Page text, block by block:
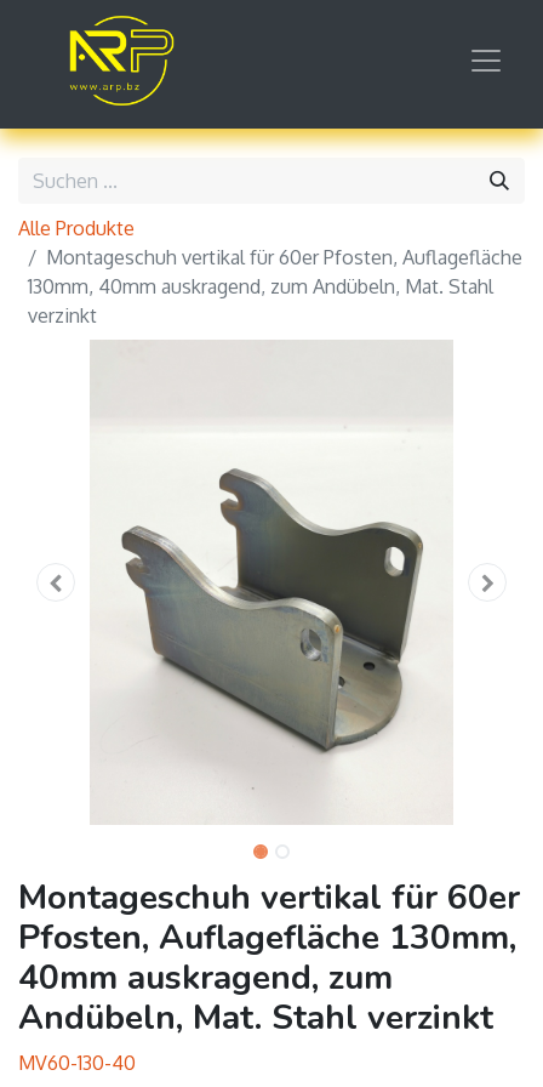
Alle Produkte
Montageschuh vertikal für 60er Pfosten, Auflagefläche
130mm, 40mm auskragend, zum Andübeln, Mat. Stahl
verzinkt
Montageschuh vertikal für 60er
Pfosten, Auflagefläche 130mm,
40mm auskragend, zum
Andübeln, Mat. Stahl verzinkt
MV60-130-40